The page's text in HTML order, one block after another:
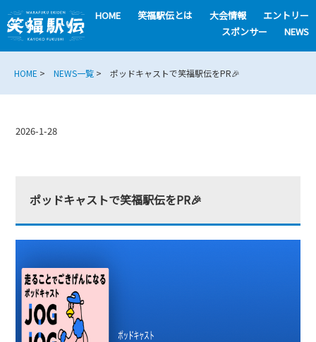
HOME 笑福駅伝とは 大会情報
エントリー
スポンサー
NEWS
HOME > NEWS一覧 > ポッドキャストで笑福駅伝をPR🎉
2026-1-28
ポッドキャストで笑福駅伝をPR🎉